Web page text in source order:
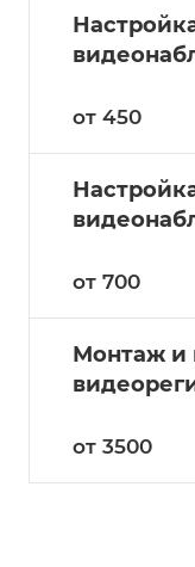
от 450
от 700
Монтаж и
от 3500